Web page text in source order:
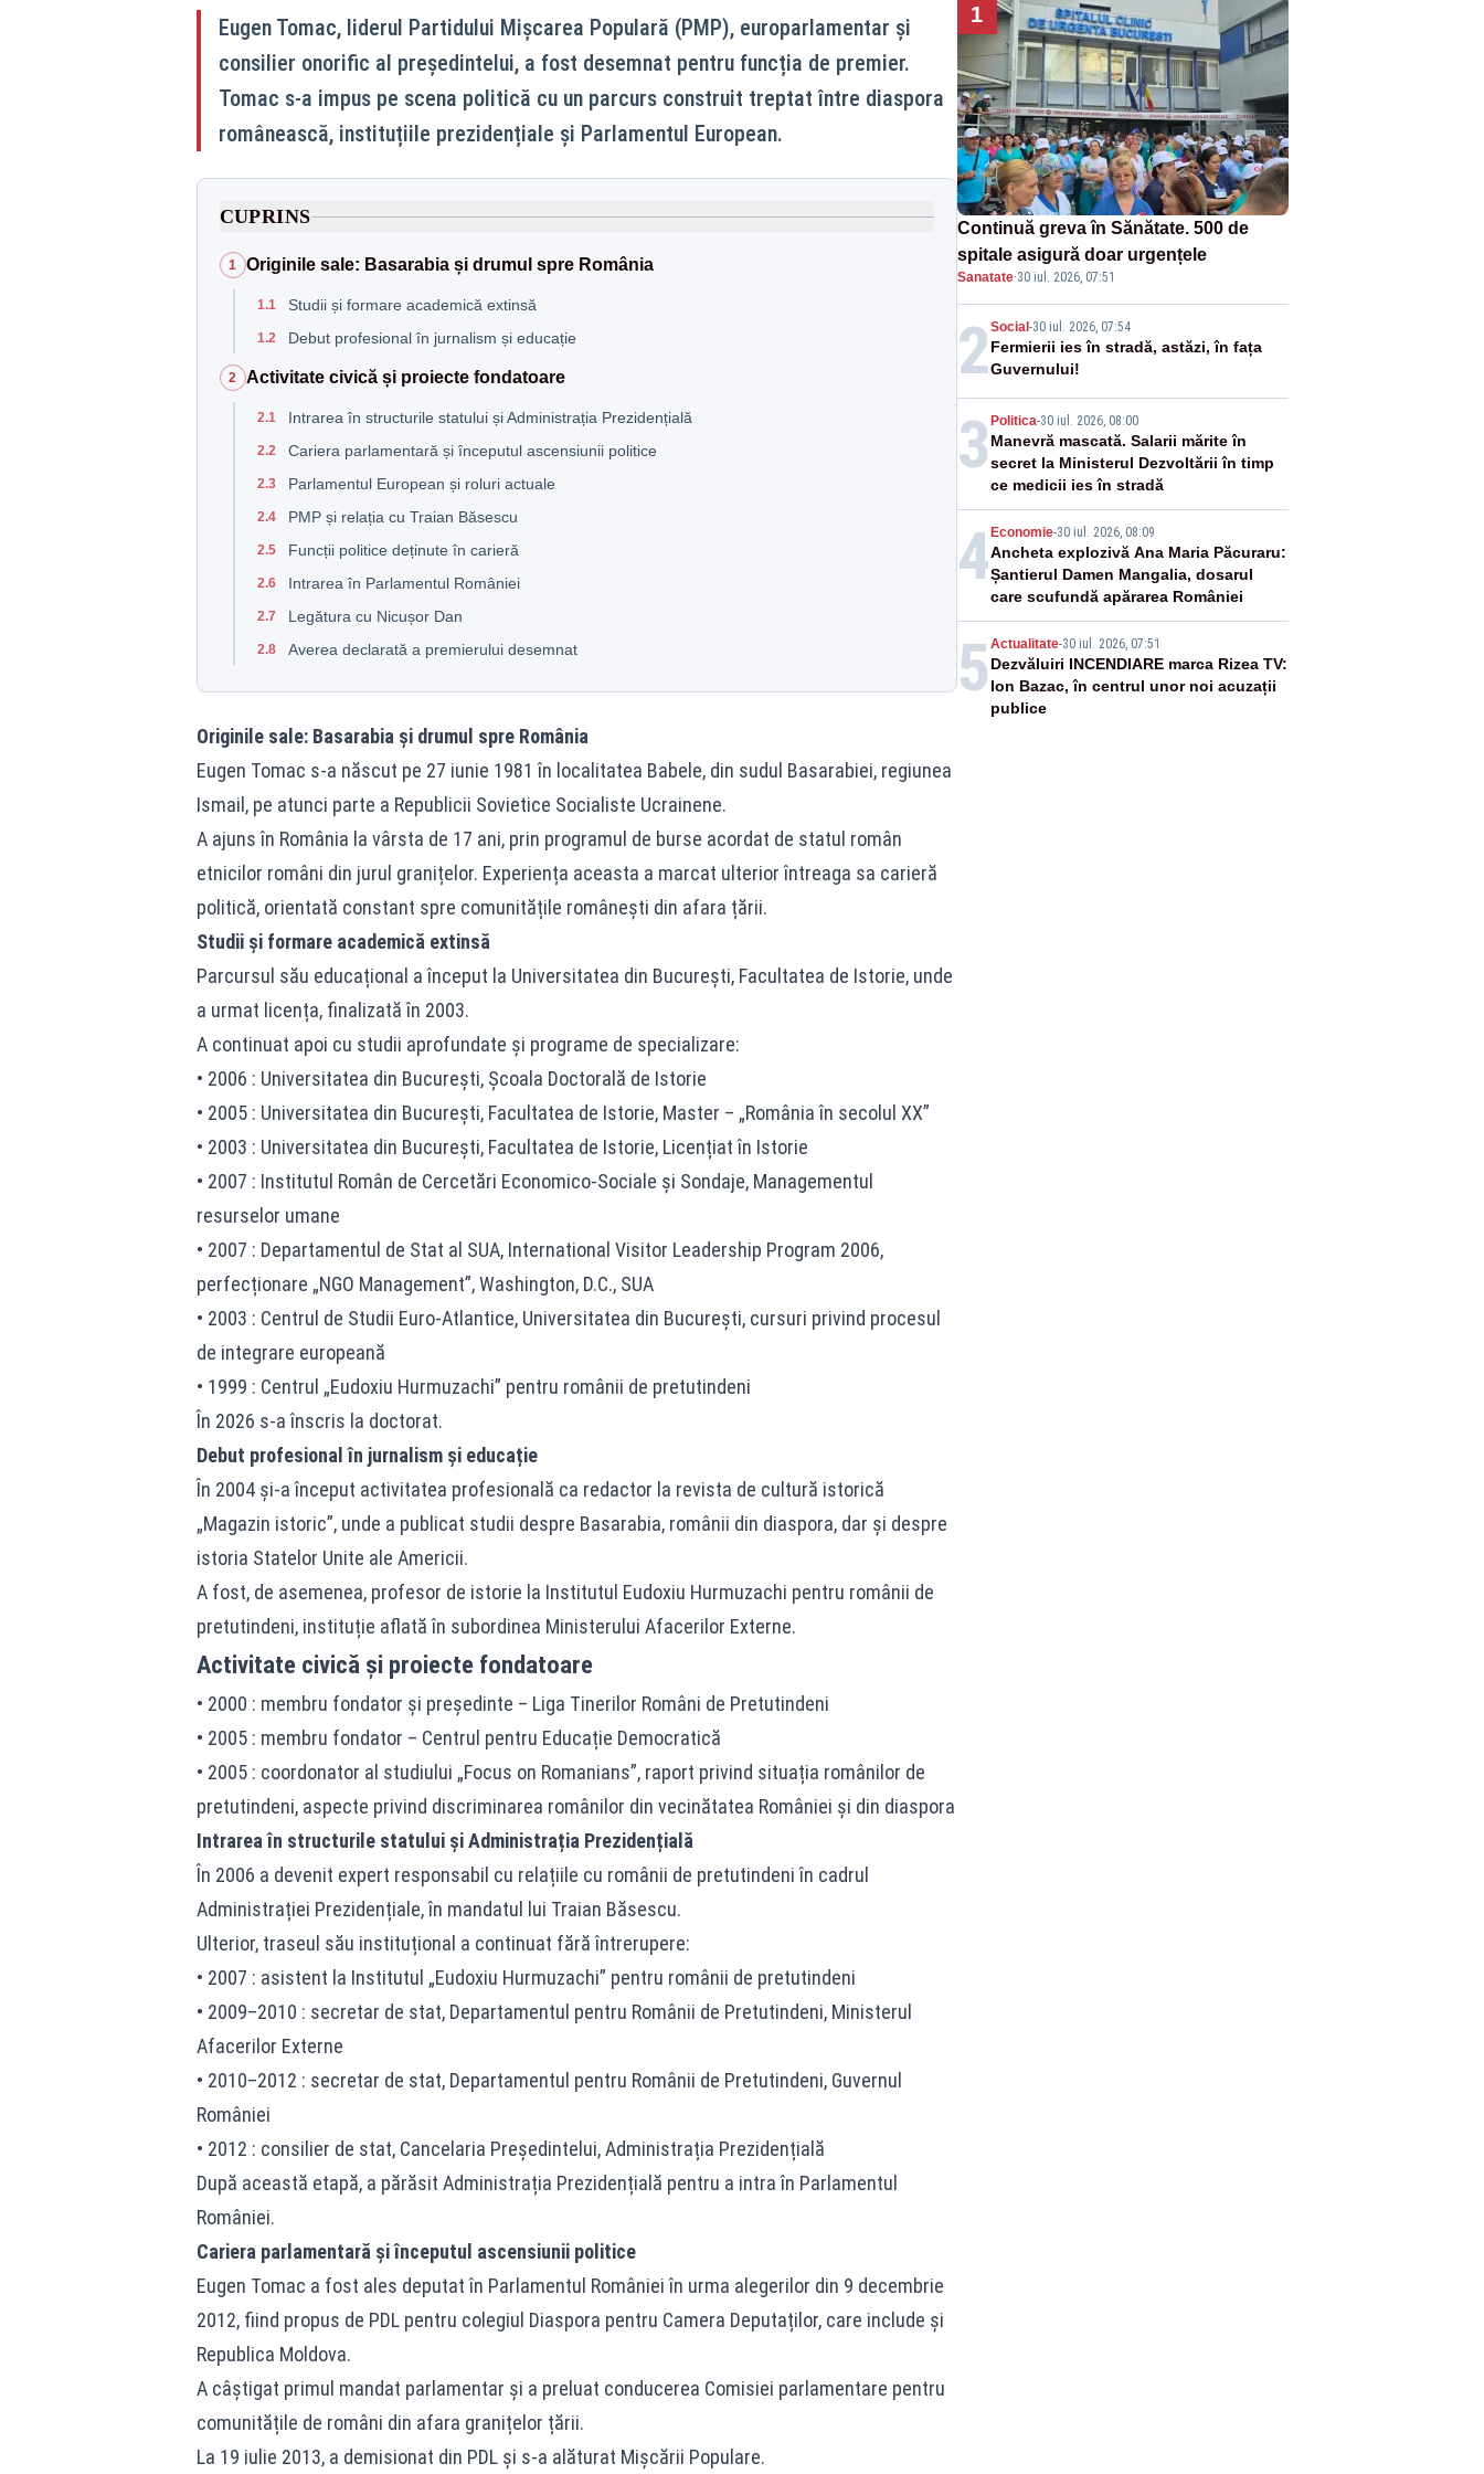
Eugen Tomac, liderul Partidului Mișcarea Populară (PMP), europarlamentar și
consilier onorific al președintelui, a fost desemnat pentru funcția de premier.
Tomac s-a impus pe scena politică cu un parcurs construit treptat între diaspora
românească, instituțiile prezidențiale și Parlamentul European.
CUPRINS
1 Originile sale: Basarabia și drumul spre România
1.1 Studii și formare academică extinsă
1.2 Debut profesional în jurnalism și educație
2 Activitate civică și proiecte fondatoare
2.1 Intrarea în structurile statului și Administrația Prezidențială
2.2 Cariera parlamentară și începutul ascensiunii politice
2.3 Parlamentul European și roluri actuale
2.4 PMP și relația cu Traian Băsescu
2.5 Funcții politice deținute în carieră
2.6 Intrarea în Parlamentul României
2.7 Legătura cu Nicușor Dan
2.8 Averea declarată a premierului desemnat
Originile sale: Basarabia și drumul spre România
Eugen Tomac s-a născut pe 27 iunie 1981 în localitatea Babele, din sudul Basarabiei, regiunea
Ismail, pe atunci parte a Republicii Sovietice Socialiste Ucrainene.
A ajuns în România la vârsta de 17 ani, prin programul de burse acordat de statul român
etnicilor români din jurul granițelor. Experiența aceasta a marcat ulterior întreaga sa carieră
politică, orientată constant spre comunitățile românești din afara țării.
Studii și formare academică extinsă
Parcursul său educațional a început la Universitatea din București, Facultatea de Istorie, unde
a urmat licența, finalizată în 2003.
A continuat apoi cu studii aprofundate și programe de specializare:
• 2006 : Universitatea din București, Școala Doctorală de Istorie
• 2005 : Universitatea din București, Facultatea de Istorie, Master – „România în secolul XX”
• 2003 : Universitatea din București, Facultatea de Istorie, Licențiat în Istorie
• 2007 : Institutul Român de Cercetări Economico-Sociale și Sondaje, Managementul
resurselor umane
• 2007 : Departamentul de Stat al SUA, International Visitor Leadership Program 2006,
perfecționare „NGO Management”, Washington, D.C., SUA
• 2003 : Centrul de Studii Euro-Atlantice, Universitatea din București, cursuri privind procesul
de integrare europeană
• 1999 : Centrul „Eudoxiu Hurmuzachi” pentru românii de pretutindeni
În 2026 s-a înscris la doctorat.
Debut profesional în jurnalism și educație
În 2004 și-a început activitatea profesională ca redactor la revista de cultură istorică
„Magazin istoric”, unde a publicat studii despre Basarabia, românii din diaspora, dar și despre
istoria Statelor Unite ale Americii.
A fost, de asemenea, profesor de istorie la Institutul Eudoxiu Hurmuzachi pentru românii de
pretutindeni, instituție aflată în subordinea Ministerului Afacerilor Externe.
Activitate civică și proiecte fondatoare
• 2000 : membru fondator și președinte – Liga Tinerilor Români de Pretutindeni
• 2005 : membru fondator – Centrul pentru Educație Democratică
• 2005 : coordonator al studiului „Focus on Romanians”, raport privind situația românilor de
pretutindeni, aspecte privind discriminarea românilor din vecinătatea României și din diaspora
Intrarea în structurile statului și Administrația Prezidențială
În 2006 a devenit expert responsabil cu relațiile cu românii de pretutindeni în cadrul
Administrației Prezidențiale, în mandatul lui Traian Băsescu.
Ulterior, traseul său instituțional a continuat fără întrerupere:
• 2007 : asistent la Institutul „Eudoxiu Hurmuzachi” pentru românii de pretutindeni
• 2009–2010 : secretar de stat, Departamentul pentru Românii de Pretutindeni, Ministerul
Afacerilor Externe
• 2010–2012 : secretar de stat, Departamentul pentru Românii de Pretutindeni, Guvernul
României
• 2012 : consilier de stat, Cancelaria Președintelui, Administrația Prezidențială
După această etapă, a părăsit Administrația Prezidențială pentru a intra în Parlamentul
României.
Cariera parlamentară și începutul ascensiunii politice
Eugen Tomac a fost ales deputat în Parlamentul României în urma alegerilor din 9 decembrie
2012, fiind propus de PDL pentru colegiul Diaspora pentru Camera Deputaților, care include și
Republica Moldova.
A câștigat primul mandat parlamentar și a preluat conducerea Comisiei parlamentare pentru
comunitățile de români din afara granițelor țării.
La 19 iulie 2013, a demisionat din PDL și s-a alăturat Mișcării Populare.
1
Continuă greva în Sănătate. 500 de
spitale asigură doar urgențele
Sanatate·30 iul. 2026, 07:51
2Social -30 iul. 2026, 07:54
Fermierii ies în stradă, astăzi, în fața
Guvernului!
3 Politica-30 iul. 2026, 08:00
Manevră mascată. Salarii mărite în
secret la Ministerul Dezvoltării în timp
ce medicii ies în stradă
4 Economie-30 iul. 2026, 08:09
Ancheta explozivă Ana Maria Păcuraru:
Șantierul Damen Mangalia, dosarul
care scufundă apărarea României
5 Actualitate-30 iul. 2026, 07:51
Dezvăluiri INCENDIARE marca Rizea TV:
Ion Bazac, în centrul unor noi acuzații
publice